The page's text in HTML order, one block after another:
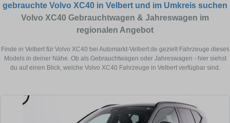
gebrauchte Volvo XC40 in Velbert und im Umkreis suchen
Volvo XC40 Gebrauchtwagen & Jahreswagen im
regionalen Angebot
Finde in Velbert für Volvo XC40 bei Automarkt-Velbert.de gezielt Fahrzeuge dieses
Models in deiner Nähe. Ob als Gebrauchtwagen oder Jahreswagen - hier siehst
du auf einen Blick, welche Volvo XC40 Fahrzeuge in Velbert verfügbar sind.